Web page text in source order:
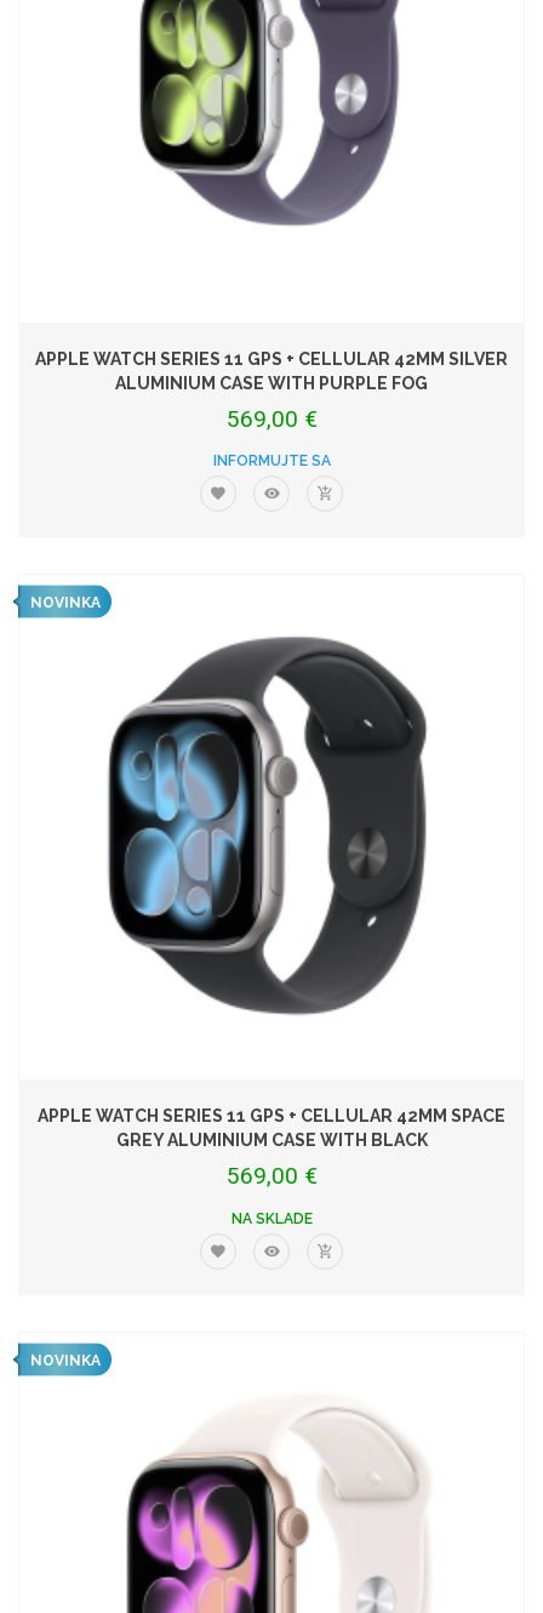
APPLE WATCH SERIES 11 GPS + CELLULAR 42MM SILVER
ALUMINIUM CASE WITH PURPLE FOG
569,00 €
INFORMUJTE SA
NOVINKA
APPLE WATCH SERIES 11 GPS + CELLULAR 42MM SPACE
GREY ALUMINIUM CASE WITH BLACK
569,00 €
NA SKLADE
NOVINKA